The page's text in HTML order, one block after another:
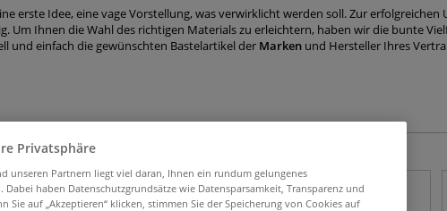
erste Idee, eine vage Vorstellung, was verwirklicht werden soll. Zur
Um Ihnen die Wahl des richtigen Materials zu erleichtern, haben wir die bunte
und einfach die gewünschten Bastelartikel der Markenund Hersteller Ihres
Privatsphäre
unseren Partnern liegt viel daran, Ihnen ein rundum gelungenes
Dabei haben Datenschutzgrundsätze wie Datensparsamkeit, Transparenz und
Sie auf „Akzeptieren“ klicken, stimmen Sie der Speicherung von Cookies auf